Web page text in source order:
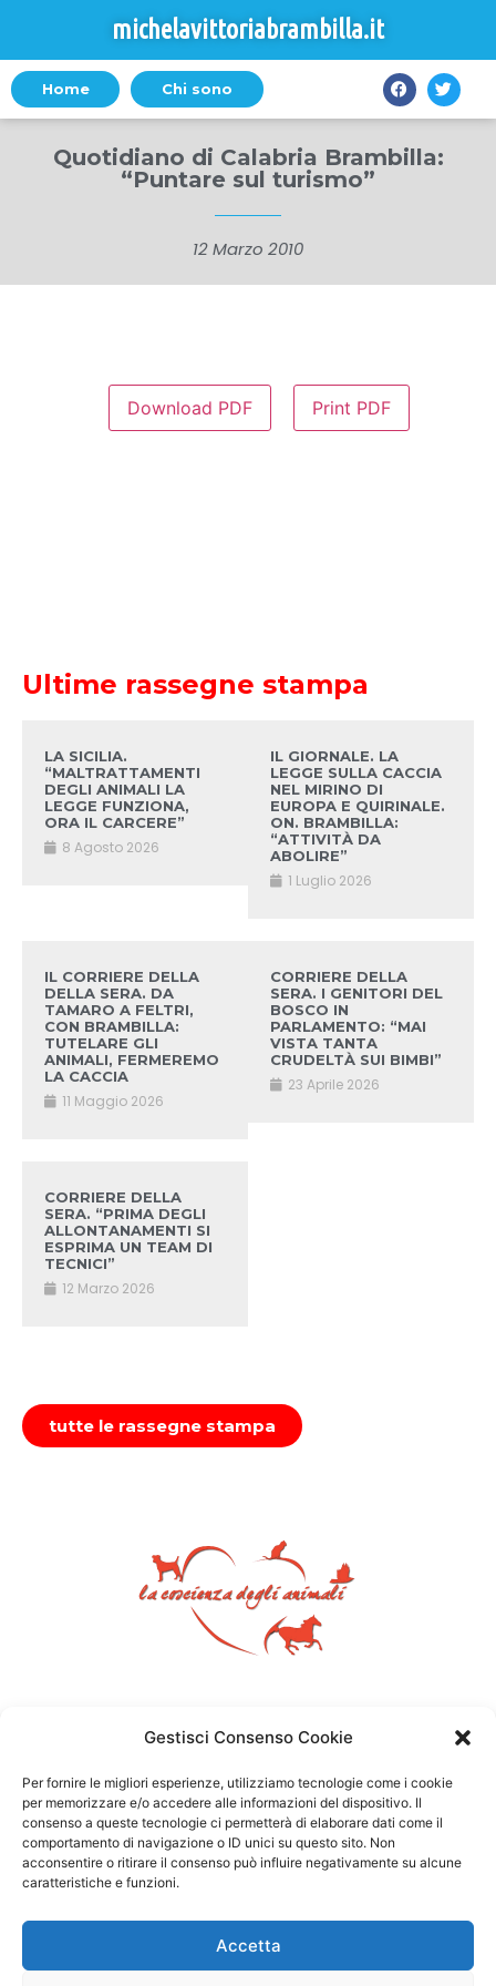
Gestisci Consenso Cookie
Per fornire le migliori esperienze, utilizziamo tecnologie come i cookie
per memorizzare e/o accedere alle informazioni del dispositivo. Il
consenso a queste tecnologie ci permetterà di elaborare dati come il
comportamento di navigazione o ID unici su questo sito. Non
acconsentire o ritirare il consenso può influire negativamente su alcune
caratteristiche e funzioni.
Accetta
michelavittoriabrambilla.it
Home Chi sono
Quotidiano di Calabria Brambilla:
“Puntare sul turismo”
12 Marzo 2010
Download PDF Print PDF
Ultime rassegne stampa
LA SICILIA.
“MALTRATTAMENTI
DEGLI ANIMALI LA
LEGGE FUNZIONA,
ORA IL CARCERE”
8 Agosto 2026
IL GIORNALE. LA
LEGGE SULLA CACCIA
NEL MIRINO DI
EUROPA E QUIRINALE.
ON. BRAMBILLA:
“ATTIVITÀ DA
ABOLIRE”
1 Luglio 2026
IL CORRIERE DELLA
DELLA SERA. DA
TAMARO A FELTRI,
CON BRAMBILLA:
TUTELARE GLI
ANIMALI, FERMEREMO
LA CACCIA
11 Maggio 2026
CORRIERE DELLA
SERA. I GENITORI DEL
BOSCO IN
PARLAMENTO: “MAI
VISTA TANTA
CRUDELTÀ SUI BIMBI”
23 Aprile 2026
CORRIERE DELLA
SERA. “PRIMA DEGLI
ALLONTANAMENTI SI
ESPRIMA UN TEAM DI
TECNICI”
12 Marzo 2026
tutte le rassegne stampa